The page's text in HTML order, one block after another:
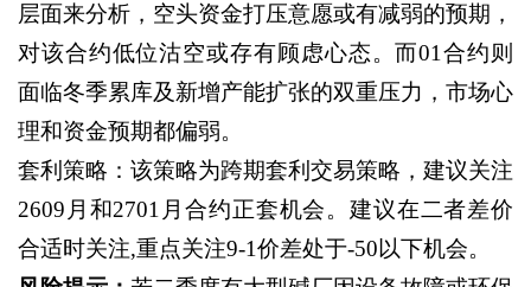
层面来分析，空头资金打压意愿或有减弱的预期，
对该合约低位沽空或存有顾虑心态。而01合约则
面临冬季累库及新增产能扩张的双重压力，市场心
理和资金预期都偏弱。
套利策略：该策略为跨期套利交易策略，建议关注
2609月和2701月合约正套机会。建议在二者差价
合适时关注,重点关注9-1价差处于-50以下机会。